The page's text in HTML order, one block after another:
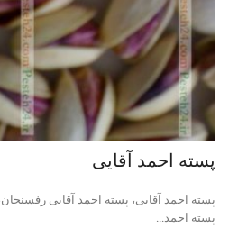
پسته احمد آقایی
پسته احمد آقایی، پسته احمد آقایی
پسته احمد...